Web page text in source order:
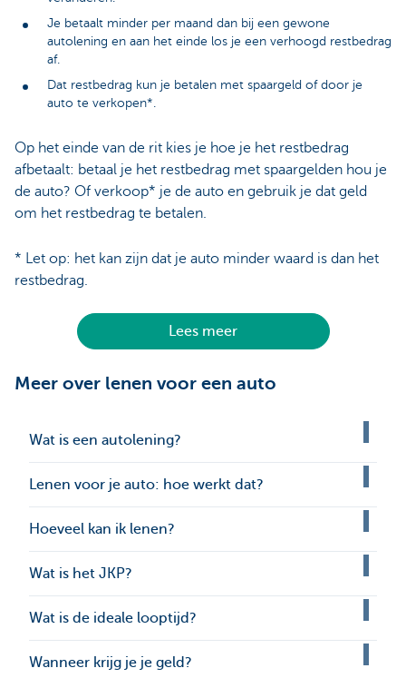
Je betaalt minder per maand dan bij een gewone
autolening en aan het einde los je een verhoogd restbedrag
af.
Dat restbedrag kun je betalen met spaargeld of door je
auto te verkopen*.
Op het einde van de rit kies je hoe je het restbedrag
afbetaalt: betaal je het restbedrag met spaargelden hou je
de auto? Of verkoop* je de auto en gebruik je dat geld
om het restbedrag te betalen.
* Let op: het kan zijn dat je auto minder waard is dan het
restbedrag.
Lees meer
Meer over lenen voor een auto
Wat is een autolening?
Lenen voor je auto: hoe werkt dat?
Hoeveel kan ik lenen?
Wat is het JKP?
Wat is de ideale looptijd?
Wanneer krijg je je geld?